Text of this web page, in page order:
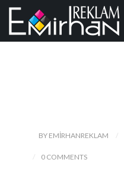
BY EMIRHANREKLAM
0 COMMENTS